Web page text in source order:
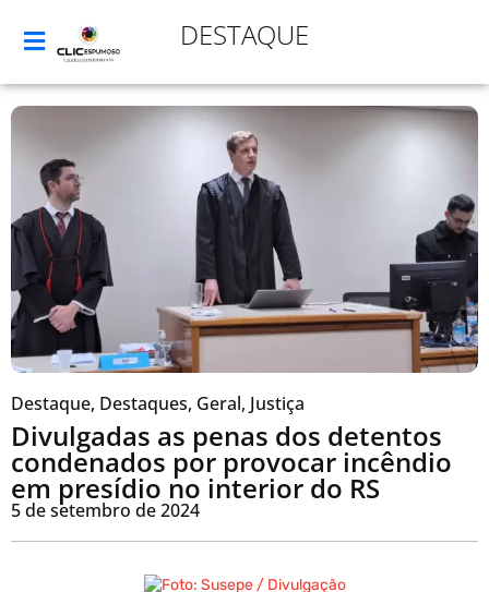
DESTAQUE
Destaque, Destaques, Geral, Justiça
Divulgadas as penas dos detentos
condenados por provocar incêndio
em presídio no interior do RS
5 de setembro de 2024